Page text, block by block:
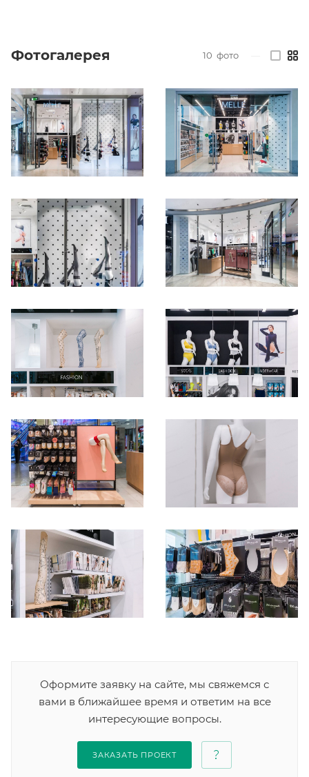
Фотогалерея 10 фото
Оформите заявку на сайте, мы свяжемся с
вами в ближайшее время и ответим на все
интересующие вопросы.
ЗАКАЗАТЬ ПРОЕКТ